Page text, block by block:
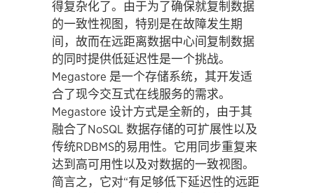
得复杂化了。由于为了确保就复制数据
的一致性视图，特别是在故障发生期
间，故而在远距离数据中心间复制数据
的同时提供低延迟性是一个挑战。
Megastore 是一个存储系统，其开发适
合了现今交互式在线服务的需求。
Megastore 设计方式是全新的，由于其
融合了NoSQL 数据存储的可扩展性以及
传统RDBMS的易用性。它用同步重复来
达到高可用性以及对数据的一致视图。
简言之，它对“有足够低下延迟性的远距